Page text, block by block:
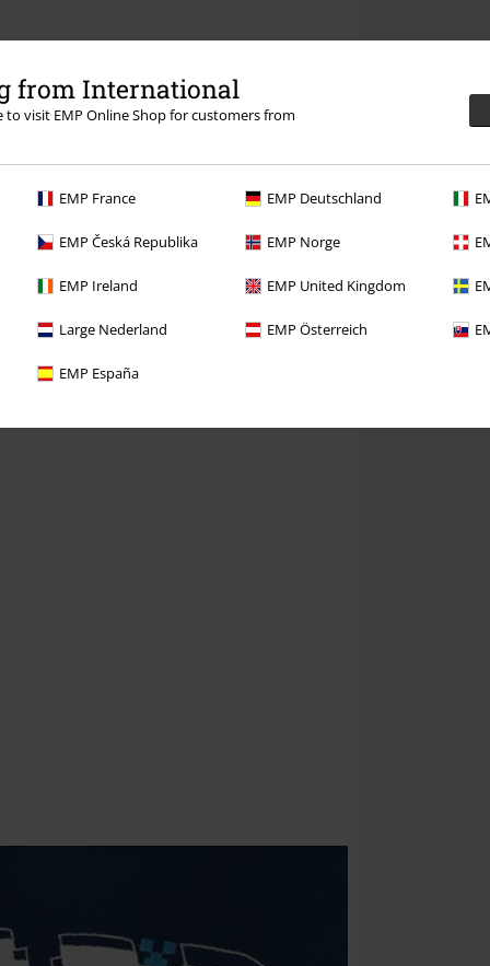
from International
to visit EMP Online Shop for customers from
EMP France EMP Deutschland
EMP Česká Republika EMP Norge
EMP Ireland EMP United Kingdom
Large Nederland EMP Österreich
EMP España